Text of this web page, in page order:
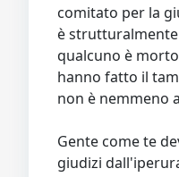
comitato per la
è
qualcuno è
hanno fatto il
non è nemmeno
Gente come te
giudizi